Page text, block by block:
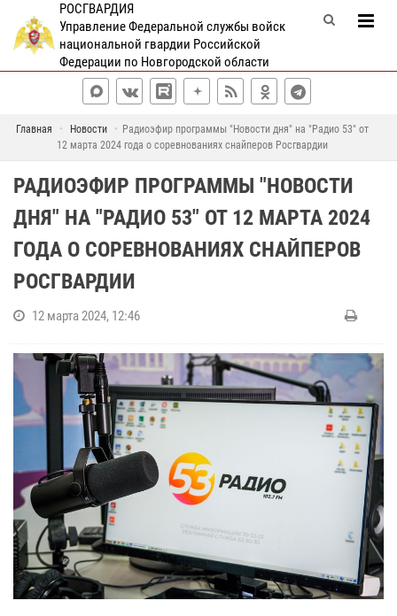
РОСГВАРДИЯ
Управление Федеральной службы войск
национальной гвардии Российской
Федерации по Новгородской области
Главная Новости
Радиоэфир программы "Новости дня" на "Радио 53" от
12 марта 2024 года о соревнованиях снайперов Росгвардии
РАДИОЭФИР ПРОГРАММЫ "НОВОСТИ
ДНЯ" НА "РАДИО 53" ОТ 12 МАРТА 2024
ГОДА О СОРЕВНОВАНИЯХ СНАЙПЕРОВ
РОСГВАРДИИ
12 марта 2024, 12:46